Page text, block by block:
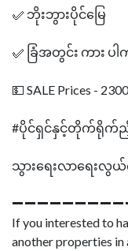
✅ ဘိုးဘွားပိုင်မြေ
✅ ခြံအတွင်း ကား
💵 SALE Prices -
#ပိုင်ရှင်နှင့်တိုက်ရိုက်ညှိ
သွားရေးလာရေးလွယ်
If you interested to
another properties in